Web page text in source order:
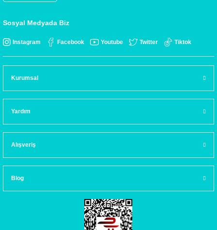
Sosyal Medyada Biz
Instagram Facebook Youtube Twitter Tiktok
Kurumsal
Yardım
Alışveriş
Blog